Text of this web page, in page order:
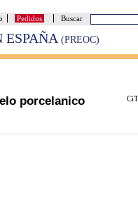
Buscar
Pedidos
ESPAÑA (PREOC)
porcelanico